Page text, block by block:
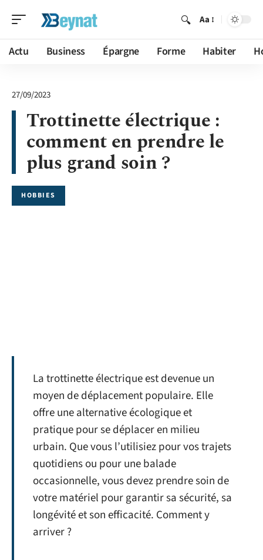
Aa
Actu Business Épargne Forme Habiter
27/09/2023
Trottinette électrique :
comment en prendre le
plus grand soin ?
HOBBIES
La trottinette électrique est devenue un
moyen de déplacement populaire. Elle
offre une alternative écologique et
pratique pour se déplacer en milieu
urbain. Que vous l’utilisiez pour vos trajets
quotidiens ou pour une balade
occasionnelle, vous devez prendre soin de
votre matériel pour garantir sa sécurité, sa
longévité et son efficacité. Comment y
arriver ?